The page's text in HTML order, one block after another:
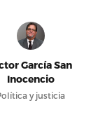
García San
Inocencio
y justicia